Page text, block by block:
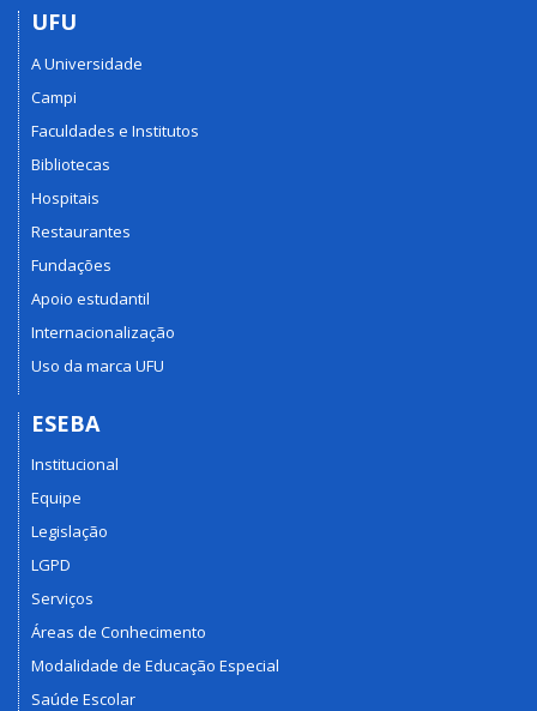
UFU
A Universidade
Campi
Faculdades e Institutos
Bibliotecas
Hospitais
Restaurantes
Fundações
Apoio estudantil
Internacionalização
Uso da marca UFU
ESEBA
Institucional
Equipe
Legislação
LGPD
Serviços
Áreas de Conhecimento
Modalidade de Educação Especial
Saúde Escolar